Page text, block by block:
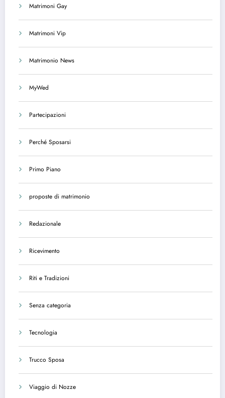
Matrimoni Gay
Matrimoni Vip
Matrimonio News
MyWed
Partecipazioni
Perché Sposarsi
Primo Piano
proposte di matrimonio
Redazionale
Ricevimento
Riti e Tradizioni
Senza categoria
Tecnologia
Trucco Sposa
Viaggio di Nozze